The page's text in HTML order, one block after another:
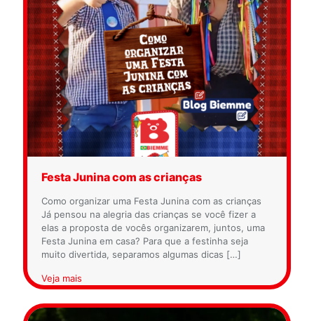
Festa Junina com as crianças
Como organizar uma Festa Junina com as crianças
Já pensou na alegria das crianças se você fizer a
elas a proposta de vocês organizarem, juntos, uma
Festa Junina em casa? Para que a festinha seja
muito divertida, separamos algumas dicas […]
Veja mais